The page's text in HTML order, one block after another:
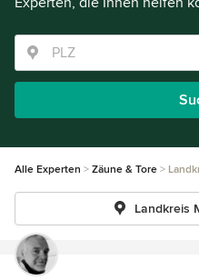
Alle Experten Zäune & Tore
Landkreis